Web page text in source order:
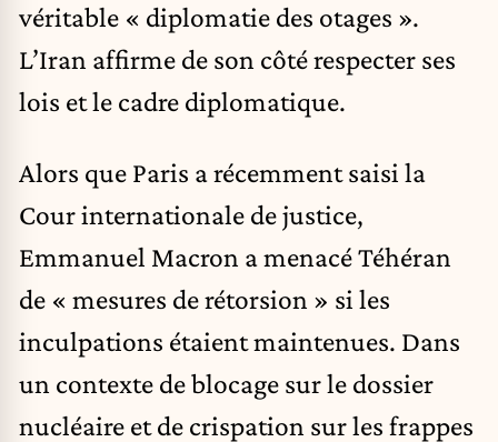
véritable « diplomatie des otages ».
L’Iran affirme de son côté respecter ses
lois et le cadre diplomatique.
Alors que Paris a récemment saisi la
Cour internationale de justice,
Emmanuel Macron a menacé Téhéran
de « mesures de rétorsion » si les
inculpations étaient maintenues. Dans
un contexte de blocage sur le dossier
nucléaire et de crispation sur les frappes